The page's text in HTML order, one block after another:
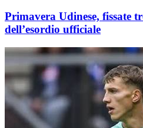
Primavera Udinese, fissate
dell’esordio ufficiale